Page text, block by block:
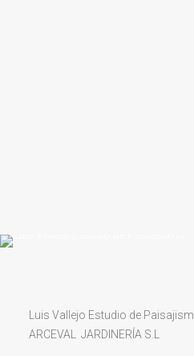
Luis Vallejo Estudio de
ARCEVAL JARDINERÍA S.L